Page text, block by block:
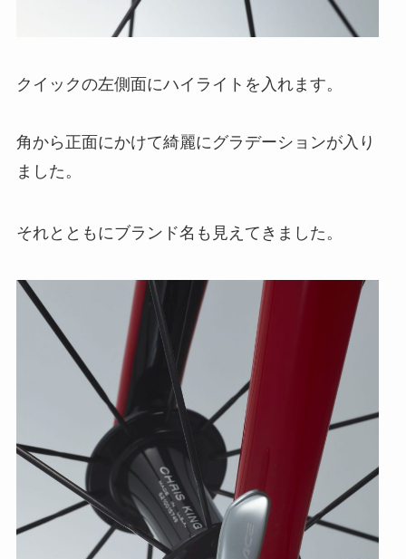
クイックの左側面にハイライトを入れます。
角から正面にかけて綺麗にグラデーションが入り
ました。
それとともにブランド名も見えてきました。